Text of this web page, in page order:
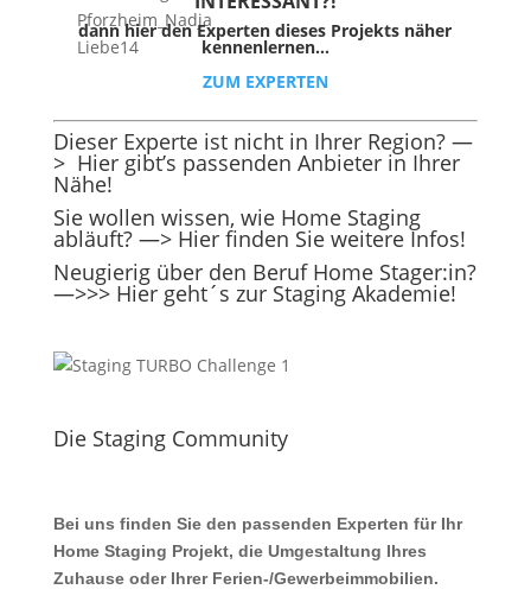
dann hier den Experten dieses Projekts näher
kennenlernen…
ZUM EXPERTEN
Dieser Experte ist nicht in Ihrer Region? —
> Hier gibt’s passenden Anbieter in Ihrer
Nähe!
Sie wollen wissen, wie Home Staging
abläuft? —> Hier finden Sie weitere Infos!
Neugierig über den Beruf Home Stager:in?
—>>> Hier geht´s zur Staging Akademie!
Die Staging Community
Bei uns finden Sie den passenden Experten für Ihr
Home Staging Projekt, die Umgestaltung Ihres
Zuhause oder Ihrer Ferien-/Gewerbeimmobilien.